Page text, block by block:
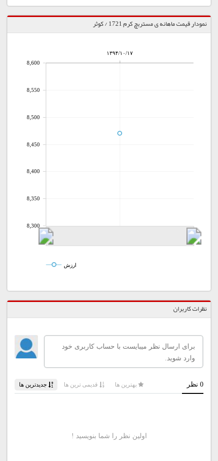
نمودار قیمت ماهانه ی مستربچ کرم 1721 / کوثر
۱۳۹۴/۱۰/۱۷
8,300
8,350
8,400
8,450
8,500
8,550
8,600
ارزش
نظرات کاربران